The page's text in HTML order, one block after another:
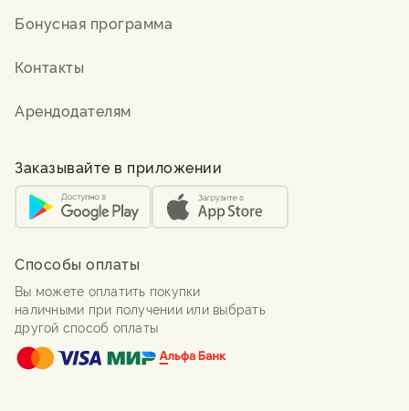
Бонусная программа
Контакты
Арендодателям
Заказывайте в приложении
Способы оплаты
Вы можете оплатить покупки
наличными при получении или выбрать
другой способ оплаты